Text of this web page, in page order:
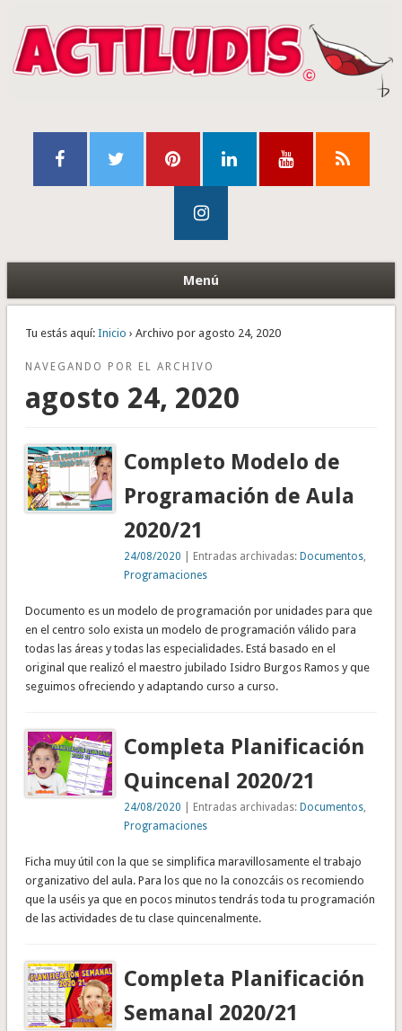
Menú
Tu estás aquí: Inicio › Archivo por agosto 24, 2020
NAVEGANDO POR EL ARCHIVO
agosto 24, 2020
Completo Modelo de
Programación de Aula
2020/21
24/08/2020 | Entradas archivadas:Documentos
Programaciones
Documento es un modelo de programación por unidades para que
en el centro solo exista un modelo de programación válido para
todas las áreas y todas las especialidades. Está basado en el
original que realizó el maestro jubilado Isidro Burgos Ramos y que
seguimos ofreciendo y adaptando curso a curso.
Completa Planificación
Quincenal 2020/21
24/08/2020 | Entradas archivadas:Documentos
Programaciones
Ficha muy útil con la que se simplifica maravillosamente el trabajo
organizativo del aula. Para los que no la conozcáis os recomiendo
que la uséis ya que en pocos minutos tendrás toda tu programación
de las actividades de tu clase quincenalmente.
Completa Planificación
Semanal 2020/21